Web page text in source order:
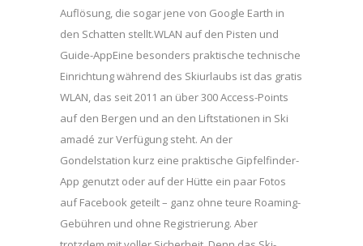
Auflösung, die sogar jene von Google Earth in
den Schatten stellt.WLAN auf den Pisten und
Guide-AppEine besonders praktische technische
Einrichtung während des Skiurlaubs ist das gratis
WLAN, das seit 2011 an über 300 Access-Points
auf den Bergen und an den Liftstationen in Ski
amadé zur Verfügung steht. An der
Gondelstation kurz eine praktische Gipfelfinder-
App genutzt oder auf der Hütte ein paar Fotos
auf Facebook geteilt – ganz ohne teure Roaming-
Gebühren und ohne Registrierung. Aber